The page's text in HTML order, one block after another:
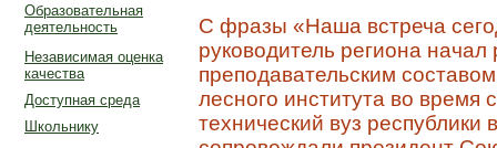
Образовательная
деятельность
Независимая оценка
качества
Доступная среда
Школьнику
С фразы «Наша встреча
руководитель региона
преподавательским
лесного института во время
технический вуз